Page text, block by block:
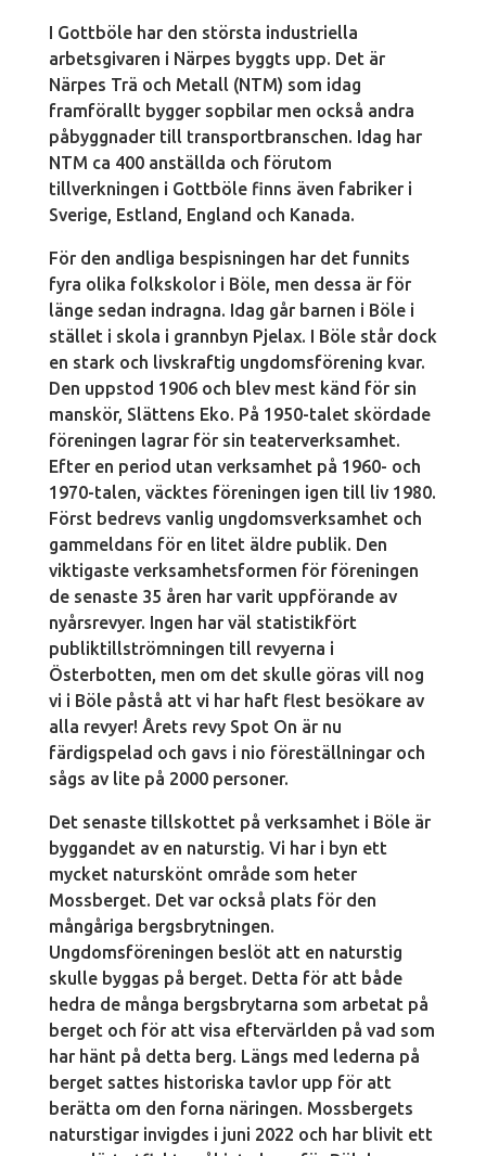
I Gottböle har den största industriella
arbetsgivaren i Närpes byggts upp. Det är
Närpes Trä och Metall (NTM) som idag
framförallt bygger sopbilar men också andra
påbyggnader till transportbranschen. Idag har
NTM ca 400 anställda och förutom
tillverkningen i Gottböle finns även fabriker i
Sverige, Estland, England och Kanada.
För den andliga bespisningen har det funnits
fyra olika folkskolor i Böle, men dessa är för
länge sedan indragna. Idag går barnen i Böle i
stället i skola i grannbyn Pjelax. I Böle står dock
en stark och livskraftig ungdomsförening kvar.
Den uppstod 1906 och blev mest känd för sin
manskör, Slättens Eko. På 1950-talet skördade
föreningen lagrar för sin teaterverksamhet.
Efter en period utan verksamhet på 1960- och
1970-talen, väcktes föreningen igen till liv 1980.
Först bedrevs vanlig ungdomsverksamhet och
gammeldans för en litet äldre publik. Den
viktigaste verksamhetsformen för föreningen
de senaste 35 åren har varit uppförande av
nyårsrevyer. Ingen har väl statistikfört
publiktillströmningen till revyerna i
Österbotten, men om det skulle göras vill nog
vi i Böle påstå att vi har haft flest besökare av
alla revyer! Årets revy Spot On är nu
färdigspelad och gavs i nio föreställningar och
sågs av lite på 2000 personer.
Det senaste tillskottet på verksamhet i Böle är
byggandet av en naturstig. Vi har i byn ett
mycket naturskönt område som heter
Mossberget. Det var också plats för den
mångåriga bergsbrytningen.
Ungdomsföreningen beslöt att en naturstig
skulle byggas på berget. Detta för att både
hedra de många bergsbrytarna som arbetat på
berget och för att visa eftervärlden på vad som
har hänt på detta berg. Längs med lederna på
berget sattes historiska tavlor upp för att
berätta om den forna näringen. Mossbergets
naturstigar invigdes i juni 2022 och har blivit ett